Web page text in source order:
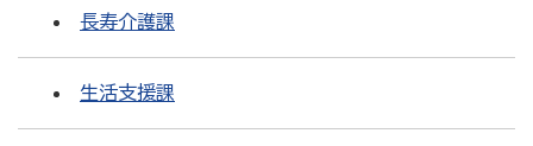
長寿介護課
生活支援課